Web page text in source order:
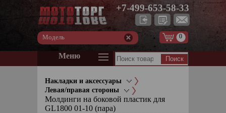
+7-499-653-58-33
Модель 0
Меню
Накладки и аксессуары
Левая/правая стороны
Молдинги на боковой пластик для
GL1800 01-10 (пара)